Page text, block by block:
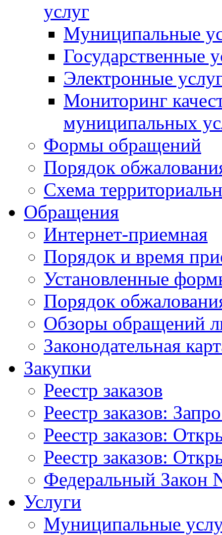
услуг
Муниципальные
Государственные
Электронные
Мониторинг
муниципальных
Формы обращений
Порядок
Схема
Обращения
Интернет-приемная
Порядок и время
Установленные
Порядок
Обзоры обращений
Законодательная
Закупки
Реестр заказов
Реестр заказов:
Реестр заказов:
Реестр заказов:
Федеральный Закон
Услуги
Муниципальные